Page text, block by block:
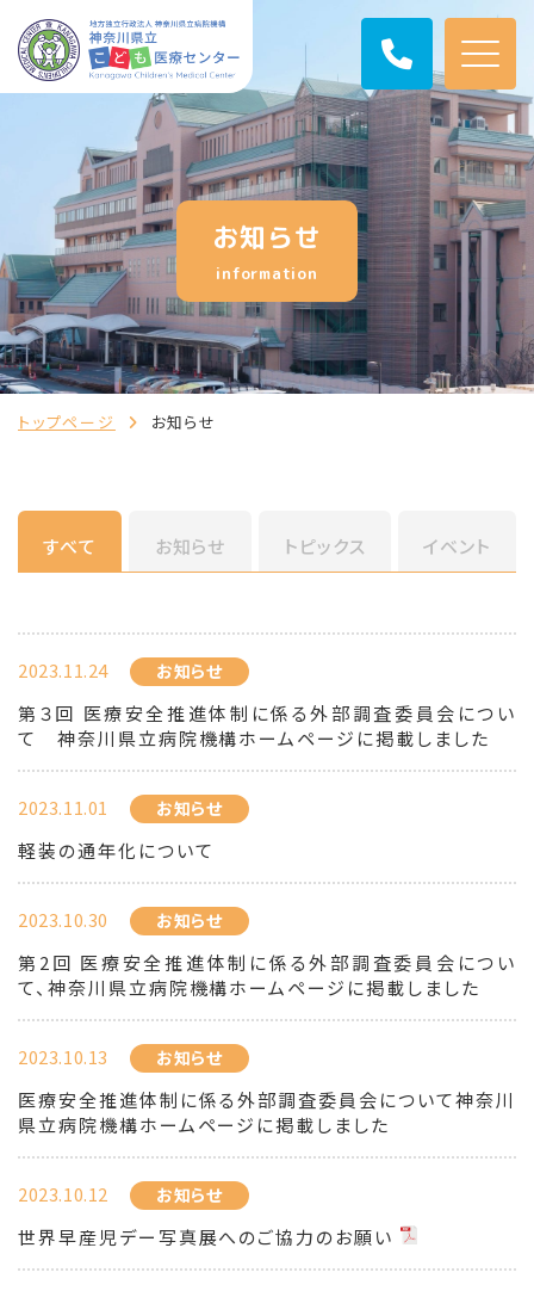
お知らせ
information
トップページ お知らせ
すべて お知らせ トピックス イベント
2023.11.24 お知らせ
第３回 医療安全推進体制に係る外部調査委員会につい
て 神奈川県立病院機構ホームページに掲載しました
2023.11.01 お知らせ
軽装の通年化について
2023.10.30 お知らせ
第2回 医療安全推進体制に係る外部調査委員会につい
て、神奈川県立病院機構ホームページに掲載しました
2023.10.13 お知らせ
医療安全推進体制に係る外部調査委員会について神奈川
県立病院機構ホームページに掲載しました
2023.10.12 お知らせ
世界早産児デー写真展へのご協力のお願い